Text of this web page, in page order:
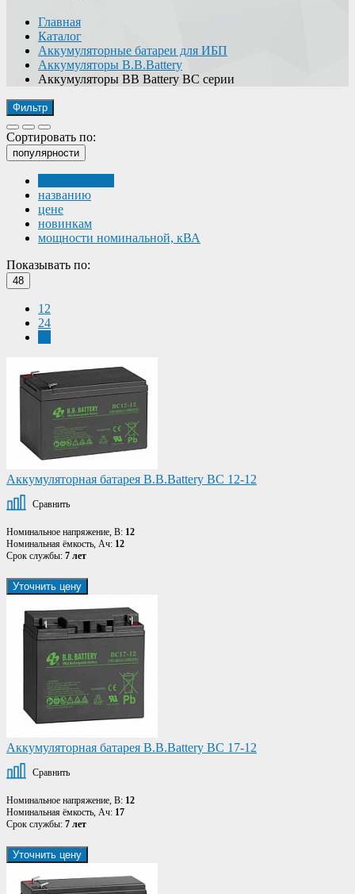
Главная
Каталог
Аккумуляторные батареи для ИБП
Аккумуляторы B.B.Battery
Аккумуляторы BB Battery BC серии
Фильтр
Сортировать по:
популярности
названию
цене
новинкам
мощности номинальной, кВА
Показывать по:
48
12
24
Аккумуляторная батарея B.B.Battery BC 12-12
Сравнить
Номинальное напряжение, В: 12
Номинальная ёмкость, Ач: 12
Срок службы: 7 лет
Уточнить цену
Аккумуляторная батарея B.B.Battery BC 17-12
Сравнить
Номинальное напряжение, В: 12
Номинальная ёмкость, Ач: 17
Срок службы: 7 лет
Уточнить цену